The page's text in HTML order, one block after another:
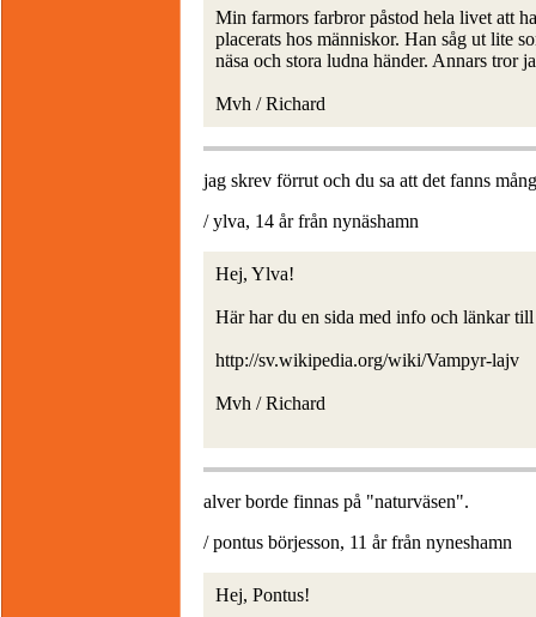
Min farmors farbror påstod hela livet att
placerats hos människor. Han såg ut lite
näsa och stora ludna händer. Annars tror
Mvh / Richard
jag skrev förrut och du sa att det fanns
/ ylva, 14 år från nynäshamn
Hej, Ylva!
Här har du en sida med info och länkar
http://sv.wikipedia.org/wiki/Vampyr-lajv
Mvh / Richard
alver borde finnas på "naturväsen".
/ pontus börjesson, 11 år från nyneshamn
Hej, Pontus!